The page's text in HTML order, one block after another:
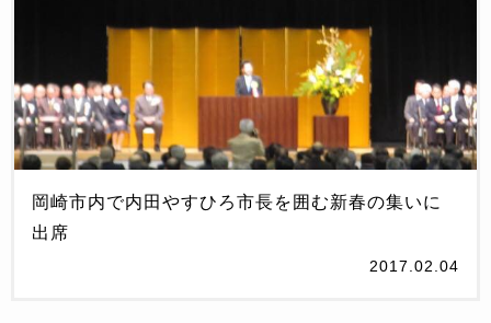
岡崎市内で内田やすひろ市長を囲む新春の集いに
出席
2017.02.04